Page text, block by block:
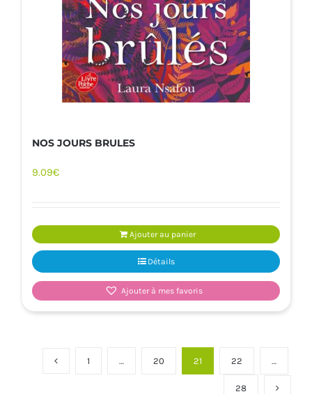
NOS JOURS BRULES
9.09€
Ajouter au panier
Détails
Ajouter à mes favoris
1 … 20 21 22 …
28